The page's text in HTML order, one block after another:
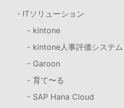
・ITソリューション
- kintone
- kintone人事評価システム
- Garoon
- 育て〜る
- SAP Hana Cloud